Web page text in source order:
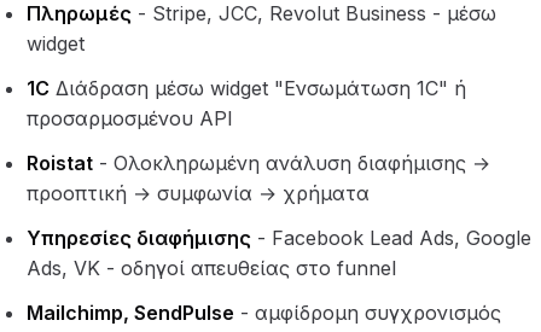
Πληρωμές - Stripe, JCC, Revolut Business - μέσω
widget
1C Διάδραση μέσω widget "Ενσωμάτωση 1C" ή
προσαρμοσμένου API
Roistat - Ολοκληρωμένη ανάλυση διαφήμισης →
προοπτική → συμφωνία → χρήματα
Υπηρεσίες διαφήμισης - Facebook Lead Ads, Google
Ads, VK - οδηγοί απευθείας στο funnel
Mailchimp, SendPulse - αμφίδρομη συγχρονισμός